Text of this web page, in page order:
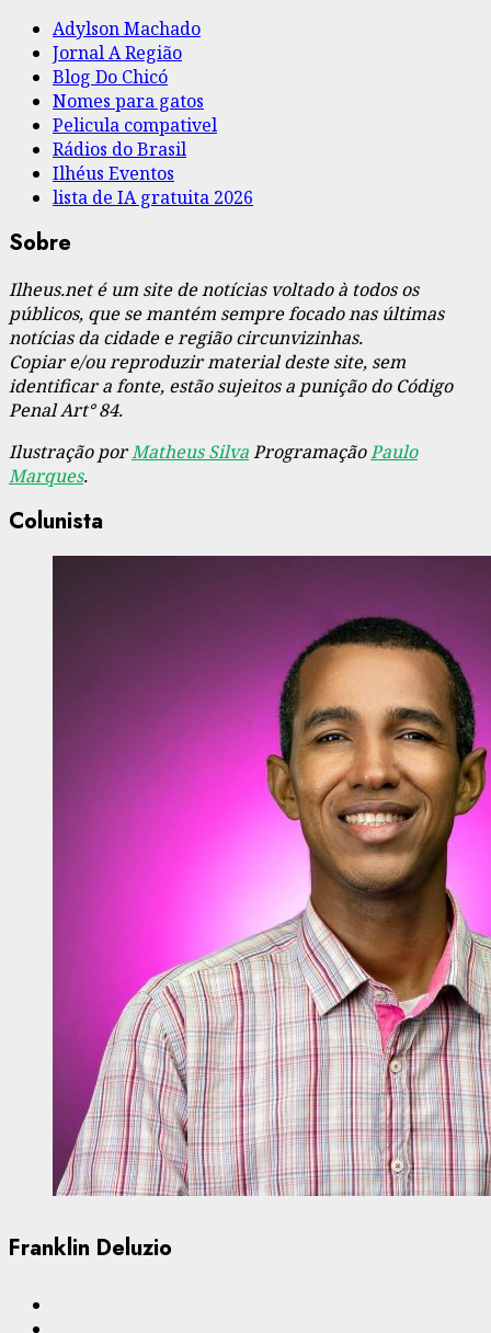
Adylson Machado
Jornal A Região
Blog Do Chicó
Nomes para gatos
Pelicula compativel
Rádios do Brasil
Ilhéus Eventos
lista de IA gratuita 2026
Sobre
Ilheus.net é um site de notícias voltado à todos os
públicos, que se mantém sempre focado nas últimas
notícias da cidade e região circunvizinhas.
Copiar e/ou reproduzir material deste site, sem
identificar a fonte, estão sujeitos a punição do Código
Penal Art° 84.
Ilustração porMatheus SilvaProgramaçãoPaulo
Marques.
Colunista
Franklin Deluzio